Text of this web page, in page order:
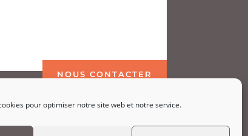
pour optimiser notre site web et notre service.
NOUS CONTACTER